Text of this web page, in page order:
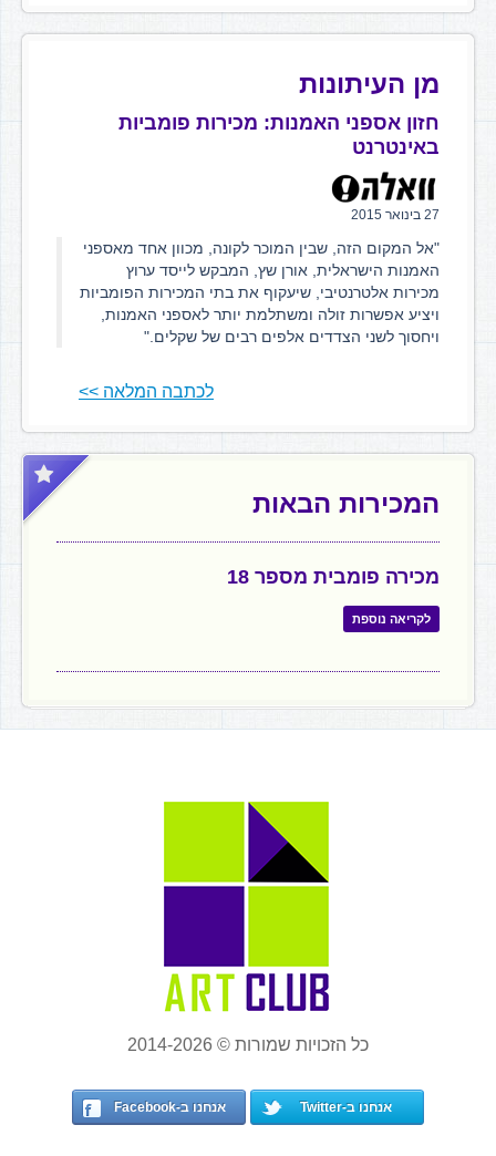
מן העיתונות
חזון אספני האמנות: מכירות פומביות
באינטרנט
27 בינואר 2015
"אל המקום הזה, שבין המוכר לקונה, מכוון אחד מאספני
האמנות הישראלית, אורן שץ, המבקש לייסד ערוץ
מכירות אלטרנטיבי, שיעקוף את בתי המכירות הפומביות
ויציע אפשרות זולה ומשתלמת יותר לאספני האמנות,
ויחסוך לשני הצדדים אלפים רבים של שקלים."
לכתבה המלאה >>
המכירות הבאות
מכירה פומבית מספר 18
לקריאה נוספת
כל הזכויות שמורות © 2014-2026
אנחנו ב-Twitter אנחנו ב-Facebook